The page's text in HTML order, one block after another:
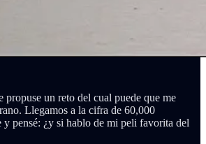
propuse un reto del cual puede que me
Llegamos a la cifra de 60,000
y pensé: ¿y si hablo de mi peli favorita del